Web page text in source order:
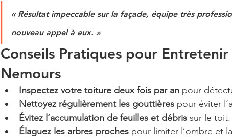
« Résultat impeccable sur la façade, équipe très
nouveau appel à eux. »
Conseils Pratiques pour
Nemours
Inspectez votre toiture deux fois par an pour
Nettoyez régulièrement les gouttières pour éviter
Évitez l’accumulation de feuilles et débris sur le toit.
Élaguez les arbres proches pour limiter l’ombre et